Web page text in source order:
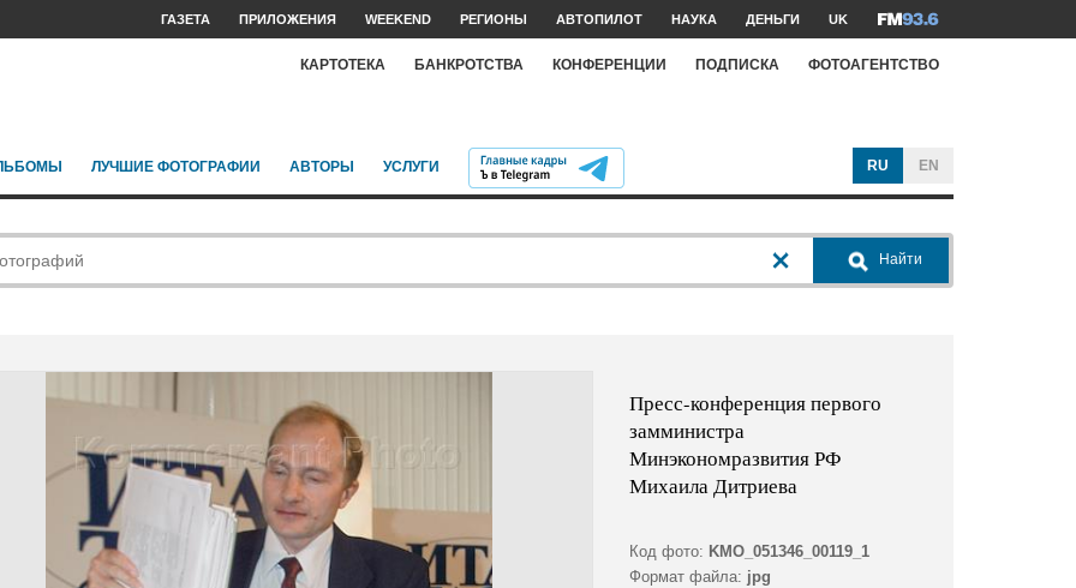
ГАЗЕТА ПРИЛОЖЕНИЯ WEEKEND РЕГИОНЫ АВТОПИЛОТ НАУКА ДЕНЬГИ UK
КАРТОТЕКА БАНКРОТСТВА КОНФЕРЕНЦИИ ПОДПИСКА ФОТОАГЕНТСТВО
ЛУЧШИЕ ФОТОГРАФИИ АВТОРЫ УСЛУГИ RU EN
Найти
Пресс-конференция первого
замминистра
Минэкономразвития РФ
Михаила Дитриева
Код фото: KMO_051346_00119_1
Формат файла: jpg